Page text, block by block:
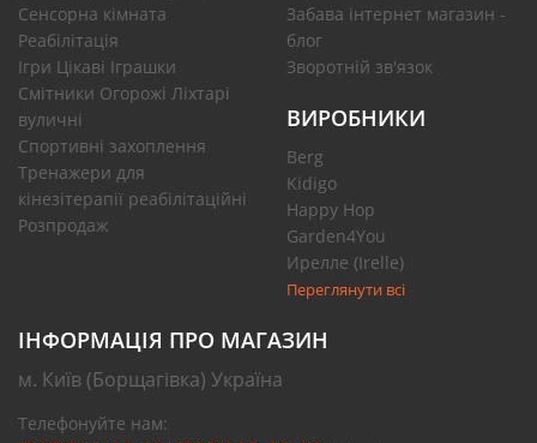
Сенсорна кімната
Реабілітація
Ігри Цікаві Іграшки
Смітники Огорожі Ліхтарі
вуличні
Спортивні захоплення
Тренажери для
кінезітерапії реабілітаційні
Розпродаж
Забава інтернет магазин -
блог
Зворотній зв'язок
ВИРОБНИКИ
Berg
Kidigo
Happy Hop
Garden4You
Ирелле (Irelle)
Переглянути всі
ІНФОРМАЦІЯ ПРО МАГАЗИН
м. Київ (Борщагівка) Україна
Телефонуйте нам: